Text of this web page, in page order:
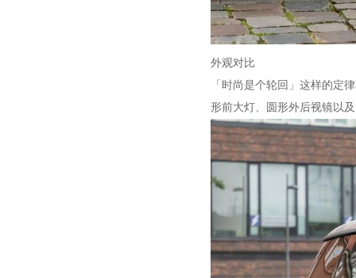
外观对比
「时尚是个轮回」这样的定
形前大灯、圆形外后视镜以